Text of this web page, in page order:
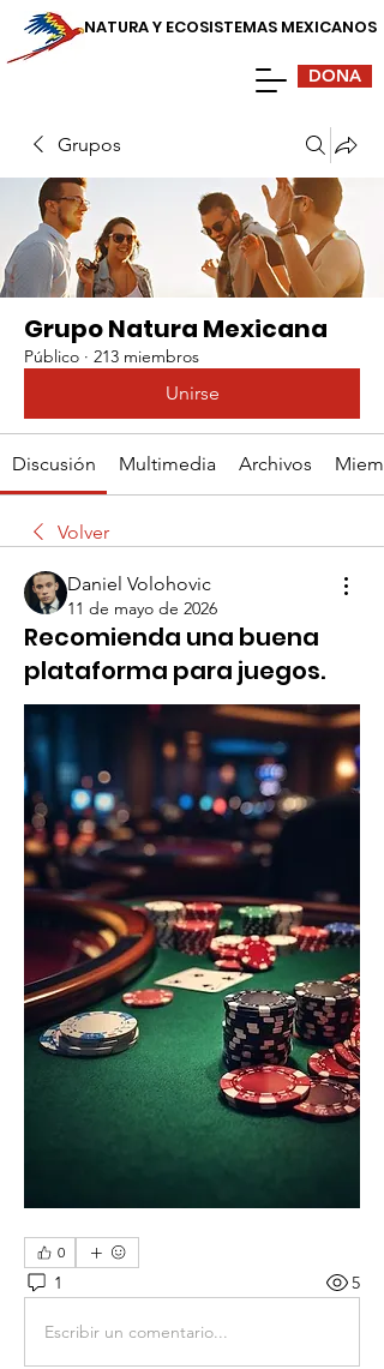
NATURA Y ECOSISTEMAS MEXICANOS
DONA
Grupos
Grupo Natura Mexicana
Público · 213 miembros
Unirse
Discusión Multimedia Archivos
Volver
Daniel Volohovic
11 de mayo de 2026
Recomienda una buena
plataforma para juegos.
0
1 5
Escribir un comentario...